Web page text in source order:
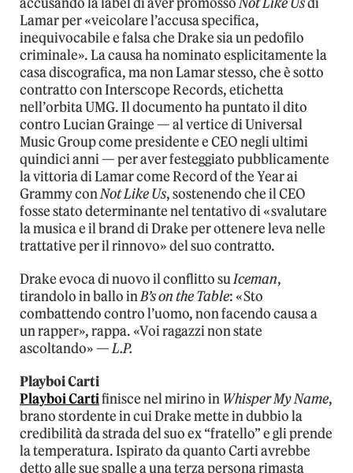
Lamar per «veicolare l’accusa specifica,
inequivocabile e falsa che Drake sia un pedofilo
criminale». La causa ha nominato esplicitamente la
casa discografica, ma non Lamar stesso, che è sotto
contratto con Interscope Records, etichetta
nell’orbita UMG. Il documento ha puntato il dito
contro Lucian Grainge — al vertice di Universal
Music Group come presidente e CEO negli ultimi
quindici anni — per aver festeggiato pubblicamente
la vittoria di Lamar come Record of the Year ai
Grammy conNot Like Us, sostenendo che il CEO
fosse stato determinante nel tentativo di «svalutare
la musica e il brand di Drake per ottenere leva nelle
trattative per il rinnovo» del suo contratto.
Drake evoca di nuovo il conflitto suIceman,
tirandolo in ballo inB’s on the Table: «Sto
combattendo contro l’uomo, non facendo causa a
un rapper», rappa. «Voi ragazzi non state
ascoltando» —L.P.
Playboi Carti
Playboi Cartifinisce nel mirino in Whisper My Name,
brano stordente in cui Drake mette in dubbio la
credibilità da strada del suo ex “fratello” e gli prende
la temperatura. Ispirato da quanto Carti avrebbe
detto alle sue spalle a una terza persona rimasta